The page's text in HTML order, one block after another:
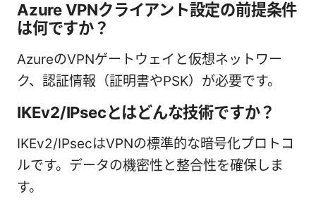
Azure VPNクライアント設定の前提条件
は何ですか？
AzureのVPNゲートウェイと仮想ネットワー
ク、認証情報（証明書やPSK）が必要です。
IKEv2/IPsecとはどんな技術ですか？
IKEv2/IPsecはVPNの標準的な暗号化プロトコ
ルです。データの機密性と整合性を確保しま
す。